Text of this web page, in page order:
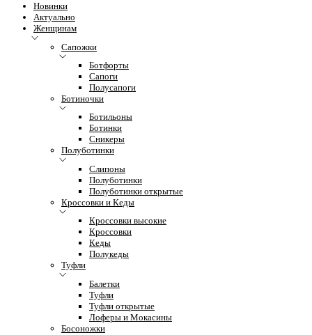
Новинки
Актуально
Женщинам
Сапожки
Ботфорты
Сапоги
Полусапоги
Ботиночки
Ботильоны
Ботинки
Сникеры
Полуботинки
Слипоны
Полуботинки
Полуботинки открытые
Кроссовки и Кеды
Кроссовки высокие
Кроссовки
Кеды
Полукеды
Туфли
Балетки
Туфли
Туфли открытые
Лоферы и Мокасины
Босоножки